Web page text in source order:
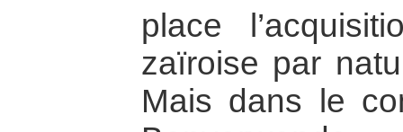
place
zaïroise par
Mais dans le